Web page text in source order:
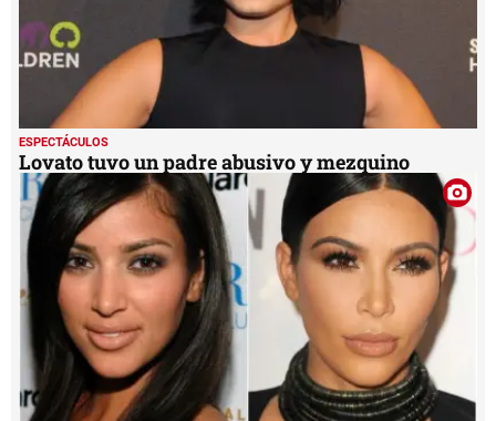
ESPECTÁCULOS
Lovato tuvo un padre abusivo y mezquino